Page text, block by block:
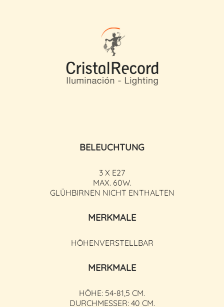
BELEUCHTUNG
3 X E27
MAX. 60W.
GLÜHBIRNEN NICHT ENTHALTEN
MERKMALE
HÖHENVERSTELLBAR
MERKMALE
HÖHE: 54-81,5 CM.
DURCHMESSER: 40 CM.